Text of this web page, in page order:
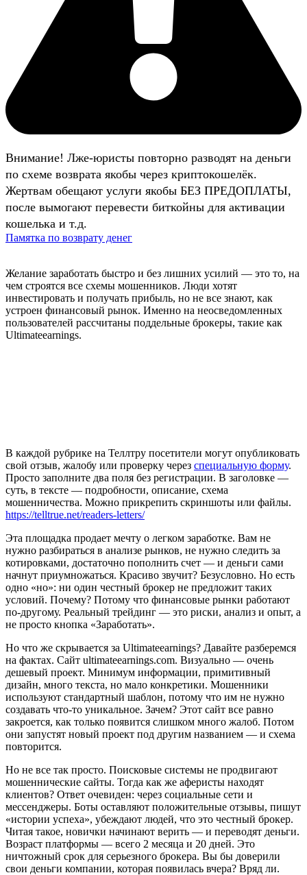
Внимание! Лже-юристы повторно разводят на деньги
по схеме возврата якобы через криптокошелёк.
Жертвам обещают услуги якобы БЕЗ ПРЕДОПЛАТЫ,
после вымогают перевести биткойны для активации
кошелька и т.д.
Памятка по возврату денег
Желание заработать быстро и без лишних усилий — это то, на
чем строятся все схемы мошенников. Люди хотят
инвестировать и получать прибыль, но не все знают, как
устроен финансовый рынок. Именно на неосведомленных
пользователей рассчитаны поддельные брокеры, такие как
Ultimateearnings.
В каждой рубрике на Теллтру посетители могут опубликовать
свой отзыв, жалобу или проверку через специальную форму.
Просто заполните два поля без регистрации. В заголовке —
суть, в тексте — подробности, описание, схема
мошенничества. Можно прикрепить скриншоты или файлы.
https://telltrue.net/readers-letters/
Эта площадка продает мечту о легком заработке. Вам не
нужно разбираться в анализе рынков, не нужно следить за
котировками, достаточно пополнить счет — и деньги сами
начнут приумножаться. Красиво звучит? Безусловно. Но есть
одно «но»: ни один честный брокер не предложит таких
условий. Почему? Потому что финансовые рынки работают
по-другому. Реальный трейдинг — это риски, анализ и опыт, а
не просто кнопка «Заработать».
Но что же скрывается за Ultimateearnings? Давайте разберемся
на фактах. Сайт ultimateearnings.com. Визуально — очень
дешевый проект. Минимум информации, примитивный
дизайн, много текста, но мало конкретики. Мошенники
используют стандартный шаблон, потому что им не нужно
создавать что-то уникальное. Зачем? Этот сайт все равно
закроется, как только появится слишком много жалоб. Потом
они запустят новый проект под другим названием — и схема
повторится.
Но не все так просто. Поисковые системы не продвигают
мошеннические сайты. Тогда как же аферисты находят
клиентов? Ответ очевиден: через социальные сети и
мессенджеры. Боты оставляют положительные отзывы, пишут
«истории успеха», убеждают людей, что это честный брокер.
Читая такое, новички начинают верить — и переводят деньги.
Возраст платформы — всего 2 месяца и 20 дней. Это
ничтожный срок для серьезного брокера. Вы бы доверили
свои деньги компании, которая появилась вчера? Вряд ли.